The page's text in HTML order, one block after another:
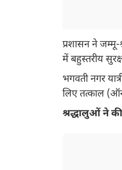
प्रशासन ने जम्मू-
में बहुस्तरीय
भगवती नगर
लिए तत्काल
श्रद्धालुओं ने